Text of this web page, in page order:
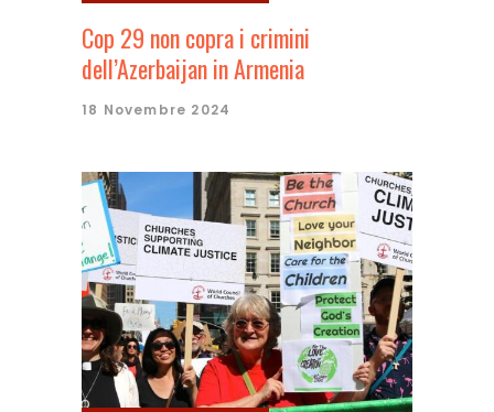
Cop 29 non copra i crimini
dell’Azerbaijan in Armenia
18 Novembre 2024